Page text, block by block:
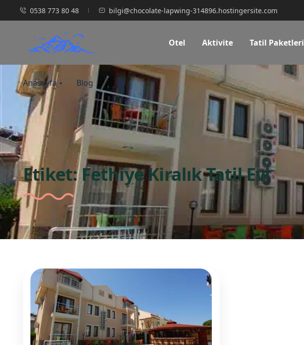
0538 773 80 48 bilgi@chocolate-lapwing-314896.hostingersite.com
Otel Aktivite Tatil Paketleri
Etiket:Fethiye Kiralık Tatil Evi
Anasayfa Blog